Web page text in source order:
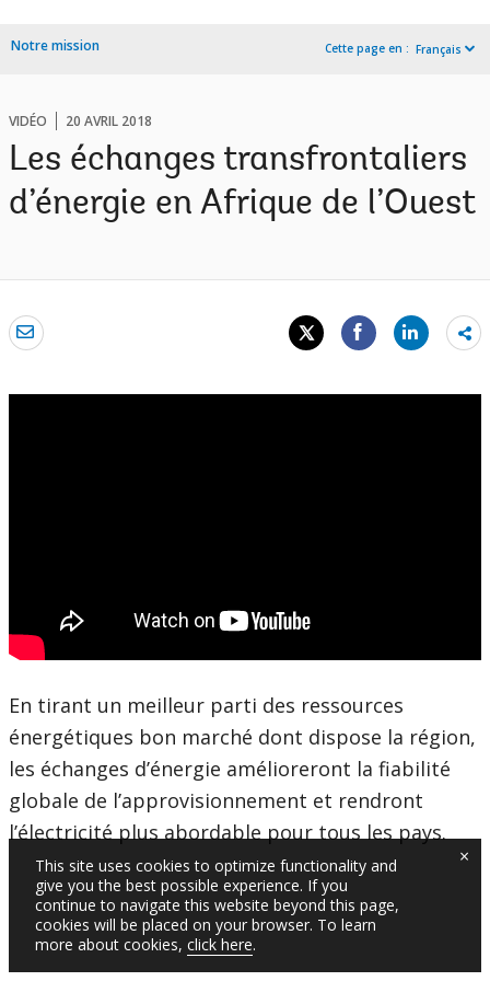
Notre mission Cette page en : Français
VIDÉO 20 AVRIL 2018
Les échanges transfrontaliers
d’énergie en Afrique de l’Ouest
En tirant un meilleur parti des ressources
énergétiques bon marché dont dispose la région,
les échanges d’énergie amélioreront la fiabilité
globale de l’approvisionnement et rendront
l’électricité plus abordable pour tous les pays.
This site uses cookies to optimize functionality and
give you the best possible experience. If you
continue to navigate this website beyond this page,
cookies will be placed on your browser. To learn
more about cookies, click here.
×